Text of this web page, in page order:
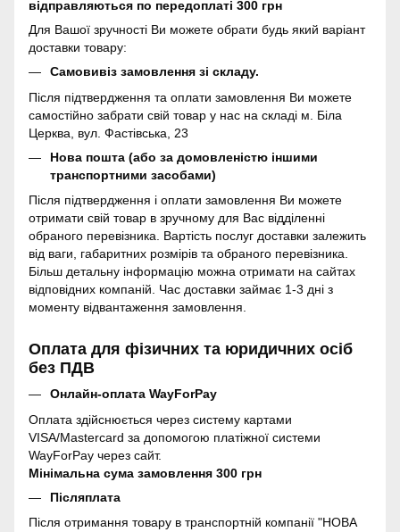
відправляються по передоплаті 300 грн
Для Вашої зручності Ви можете обрати будь який варіант
доставки товару:
Самовивіз замовлення зі складу.
Після підтвердження та оплати замовлення Ви можете
самостійно забрати свій товар у нас на складі м. Біла
Церква, вул. Фастівська, 23
Нова пошта (або за домовленістю іншими
транспортними засобами)
Після підтвердження і оплати замовлення Ви можете
отримати свій товар в зручному для Вас відділенні
обраного перевізника. Вартість послуг доставки залежить
від ваги, габаритних розмірів та обраного перевізника.
Більш детальну інформацію можна отримати на сайтах
відповідних компаній. Час доставки займає 1-3 дні з
моменту відвантаження замовлення.
Оплата для фізичних та юридичних осіб
без ПДВ
Онлайн-оплата WayForPay
Оплата здійснюється через систему картами
VISA/Mastercard за допомогою платіжної системи
WayForPay через сайт.
Мінімальна сума замовлення 300 грн
Післяплата
Після отримання товару в транспортній компанії "НОВА